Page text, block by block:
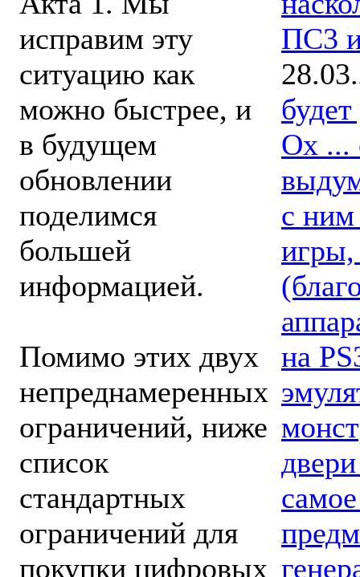
исправим эту
ситуацию как
можно быстрее, и
в будущем
обновлении
поделимся
большей
информацией.
Помимо этих двух
непреднамеренных
ограничений, ниже
список
стандартных
ограничений для
покупки цифровых
ПС3
Ох ...
с
игры,
на